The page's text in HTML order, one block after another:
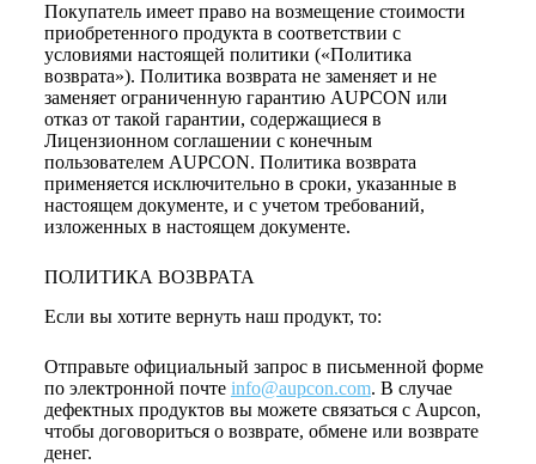
Покупатель имеет право на возмещение стоимости
приобретенного продукта в соответствии с
условиями настоящей политики («Политика
возврата»). Политика возврата не заменяет и не
заменяет ограниченную гарантию AUPCON или
отказ от такой гарантии, содержащиеся в
Лицензионном соглашении с конечным
пользователем AUPCON. Политика возврата
применяется исключительно в сроки, указанные в
настоящем документе, и с учетом требований,
изложенных в настоящем документе.
ПОЛИТИКА ВОЗВРАТА
Если вы хотите вернуть наш продукт, то:
Отправьте официальный запрос в письменной форме
по электронной почте info@aupcon.com. В случае
дефектных продуктов вы можете связаться с Aupcon,
чтобы договориться о возврате, обмене или возврате
денег.